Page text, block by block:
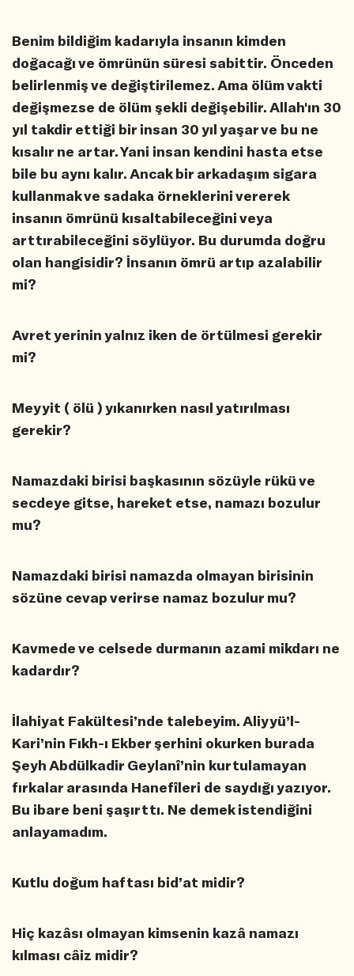
Benim bildiğim kadarıyla insanın kimden
doğacağı ve ömrünün süresi sabittir. Önceden
belirlenmiş ve değiştirilemez. Ama ölüm vakti
değişmezse de ölüm şekli değişebilir. Allah'ın 30
yıl takdir ettiği bir insan 30 yıl yaşar ve bu ne
kısalır ne artar. Yani insan kendini hasta etse
bile bu aynı kalır. Ancak bir arkadaşım sigara
kullanmak ve sadaka örneklerini vererek
insanın ömrünü kısaltabileceğini veya
arttırabileceğini söylüyor. Bu durumda doğru
olan hangisidir? İnsanın ömrü artıp azalabilir
mi?
Avret yerinin yalnız iken de örtülmesi gerekir
mi?
Meyyit ( ölü ) yıkanırken nasıl yatırılması
gerekir?
Namazdaki birisi başkasının sözüyle rükü ve
secdeye gitse, hareket etse, namazı bozulur
mu?
Namazdaki birisi namazda olmayan birisinin
sözüne cevap verirse namaz bozulur mu?
Kavmede ve celsede durmanın azami mikdarı ne
kadardır?
İlahiyat Fakültesi’nde talebeyim. Aliyyü’l-
Kari’nin Fıkh-ı Ekber şerhini okurken burada
Şeyh Abdülkadir Geylanî’nin kurtulamayan
fırkalar arasında Hanefîleri de saydığı yazıyor.
Bu ibare beni şaşırttı. Ne demek istendiğini
anlayamadım.
Kutlu doğum haftası bid’at midir?
Hiç kazâsı olmayan kimsenin kazâ namazı
kılması câiz midir?